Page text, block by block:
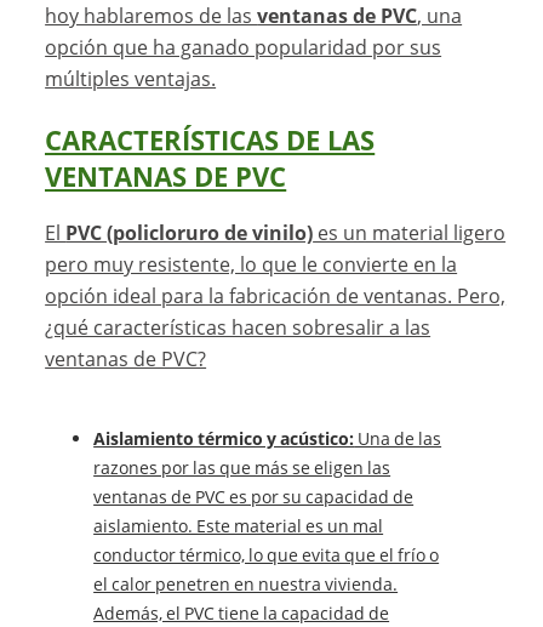
hoy hablaremos de lasventanas de PVC, una
opción que ha ganado popularidad por sus
múltiples ventajas.
CARACTERÍSTICAS DE LAS
VENTANAS DE PVC
El PVC (policloruro de vinilo) es un material ligero
pero muy resistente, lo que le convierte en la
opción ideal para la fabricación de ventanas. Pero,
¿qué características hacen sobresalir a las
ventanas de PVC?
Aislamiento térmico y acústico: Una de las
razones por las que más se eligen las
ventanas de PVC es por su capacidad de
aislamiento. Este material es un mal
conductor térmico, lo que evita que el frío o
el calor penetren en nuestra vivienda.
Además, el PVC tiene la capacidad de